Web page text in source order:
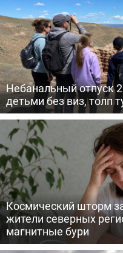
Небанальный отпуск
детьми без виз, толп
Космический шторм
жители северных
магнитные бури